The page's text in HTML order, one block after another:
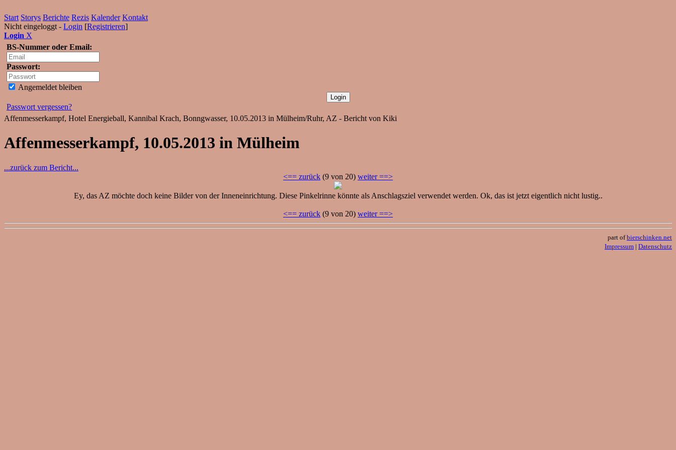
Start Storys Berichte Rezis Kalender Kontakt
Nicht eingeloggt - Login [Registrieren]
Login X
BS-Nummer oder Email:
Passwort:
Angemeldet bleiben
Passwort vergessen?
Affenmesserkampf, Hotel Energieball, Kannibal Krach, Bonngwasser, 10.05.2013 in Mülheim/Ruhr, AZ - Bericht von Kiki
Affenmesserkampf, 10.05.2013 in Mülheim
...zurück zum Bericht...
<== zurück (9 von 20) weiter ==>
Ey, das AZ möchte doch keine Bilder von der Inneneinrichtung. Diese Pinkelrinne könnte als Anschlagsziel verwendet werden. Ok, das ist jetzt eigentlich nicht lustig..
<== zurück (9 von 20) weiter ==>
part ofbierschinken.net
Impressum | Datenschutz